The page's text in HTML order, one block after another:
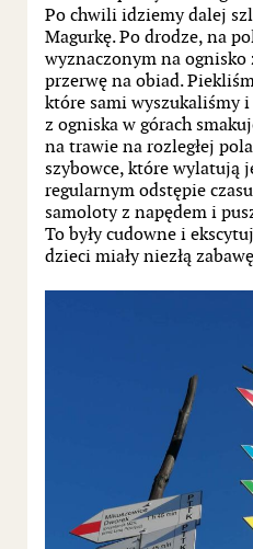
Po chwili idziemy dalej
Magurkę. Po drodze, na
wyznaczonym na
przerwę na obiad.
które sami wyszukaliśmy i
z ogniska w górach
na trawie na rozległej
szybowce, które wylatują
regularnym odstępie
samoloty z napędem i
To były cudowne i
dzieci miały niezłą